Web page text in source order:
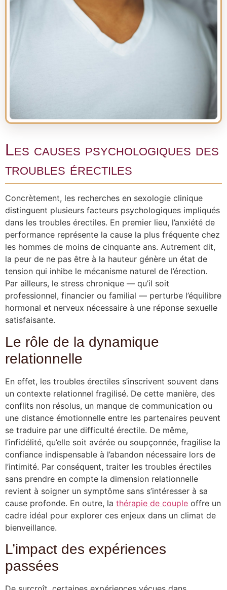
Les causes psychologiques des
troubles érectiles
Concrètement, les recherches en sexologie clinique
distinguent plusieurs facteurs psychologiques impliqués
dans les troubles érectiles. En premier lieu, l’anxiété de
performance représente la cause la plus fréquente chez
les hommes de moins de cinquante ans. Autrement dit,
la peur de ne pas être à la hauteur génère un état de
tension qui inhibe le mécanisme naturel de l’érection.
Par ailleurs, le stress chronique — qu’il soit
professionnel, financier ou familial — perturbe l’équilibre
hormonal et nerveux nécessaire à une réponse sexuelle
satisfaisante.
Le rôle de la dynamique
relationnelle
En effet, les troubles érectiles s’inscrivent souvent dans
un contexte relationnel fragilisé. De cette manière, des
conflits non résolus, un manque de communication ou
une distance émotionnelle entre les partenaires peuvent
se traduire par une difficulté érectile. De même,
l’infidélité, qu’elle soit avérée ou soupçonnée, fragilise la
confiance indispensable à l’abandon nécessaire lors de
l’intimité. Par conséquent, traiter les troubles érectiles
sans prendre en compte la dimension relationnelle
revient à soigner un symptôme sans s’intéresser à sa
cause profonde. En outre, la thérapie de couple offre un
cadre idéal pour explorer ces enjeux dans un climat de
bienveillance.
L’impact des expériences
passées